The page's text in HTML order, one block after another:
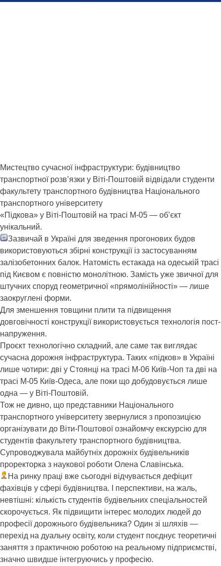
Мистецтво сучасної інфраструктури: будівництво
транспортної розв’язки у Віті-Поштовій відвідали студенти
факультету транспортного будівництва Національного
транспортного університету
«Підкова» у Віті-Поштовій на трасі М-05 — об’єкт
унікальний.
Зазвичай в Україні для зведення прогонових будов
використовуються збірні конструкції із застосуванням
залізобетонних балок. Натомість естакада на одеській трасі
під Києвом є повністю монолітною. Замість уже звичної для
штучних споруд геометричної «прямолінійності» — лише
заокруглені форми.
Для зменшення товщини плити та підвищення
довговічності конструкції використовується технологія пост-
напруження.
Проєкт технологічно складний, але саме так виглядає
сучасна дорожня інфраструктура. Таких «підков» в Україні
лише чотири: дві у Стоянці на трасі М-06 Київ-Чоп та дві на
трасі М-05 Київ-Одеса, але поки що добудовується лише
одна — у Віті-Поштовій.
Тож не дивно, що представники Національного
транспортного університету звернулися з пропозицією
організувати до Віти-Поштової ознайомчу екскурсію для
студентів факультету транспортного будівництва.
Супроводжувала майбутніх дорожніх будівельників
проректорка з наукової роботи Олена Славінська.
На ринку праці вже сьогодні відчувається дефіцит
фахівців у сфері будівництва. І перспективи, на жаль,
невтішні: кількість студентів будівельних спеціальностей
скорочується. Як підвищити інтерес молодих людей до
професії дорожнього будівельника? Один зі шляхів —
перехід на дуальну освіту, коли студент поєднує теоретичні
заняття з практичною роботою на реальному підприємстві,
значно швидше інтегруючись у професію.